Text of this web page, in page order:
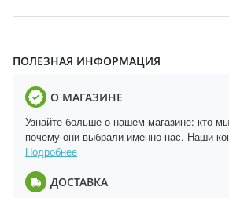
ПОЛЕЗНАЯ ИНФОРМАЦИЯ
О МАГАЗИНЕ
Узнайте больше о нашем магазине: кто
почему они выбрали именно нас. Наши
Подробнее
ДОСТАВКА